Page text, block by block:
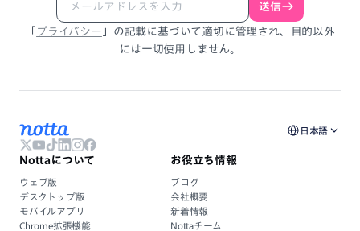
送信
「 プライバシー 」 の記載に基づいて適切に管理され、
目的以外
には一切使用しません。
日本語
Nottaについて
ウェブ版
デスクトップ版
モバイルアプリ
Chrome拡張機能
お役立ち情報
ブログ
会社概要
新着情報
Nottaチーム